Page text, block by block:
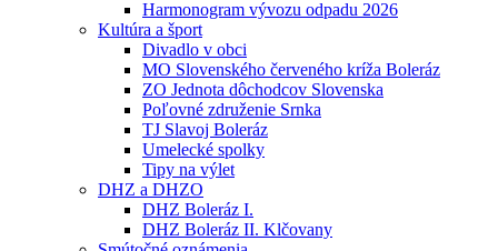
Harmonogram vývozu odpadu 2026
Kultúra a šport
Divadlo v obci
MO Slovenského červeného kríža Boleráz
ZO Jednota dôchodcov Slovenska
Poľovné združenie Srnka
TJ Slavoj Boleráz
Umelecké spolky
Tipy na výlet
DHZ a DHZO
DHZ Boleráz I.
DHZ Boleráz II. Klčovany